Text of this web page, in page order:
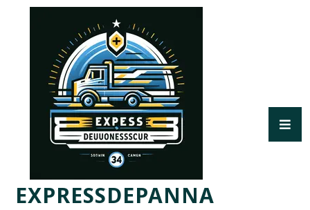
EXPRESSDEPANNA